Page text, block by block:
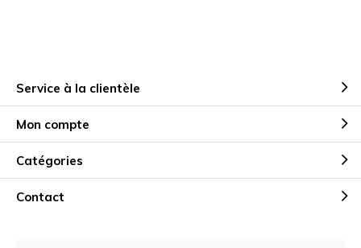
Service à la clientèle
Mon compte
Catégories
Contact